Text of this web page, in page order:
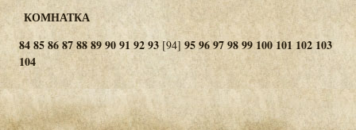
КОМНАТКА
8485868788899091 9293 [94] 9596979899 100 101 102 103
104